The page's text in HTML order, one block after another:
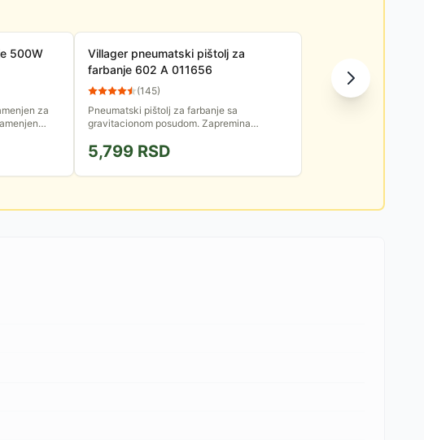
500W
za
Villager pneumatski pištolj za
farbanje 602 A 011656
(145)
Pneumatski pištolj za farbanje sa
gravitacionom posudom. Zapremina
Protok fluida: 70-110 ml/min. Priključak za...
5,799 RSD